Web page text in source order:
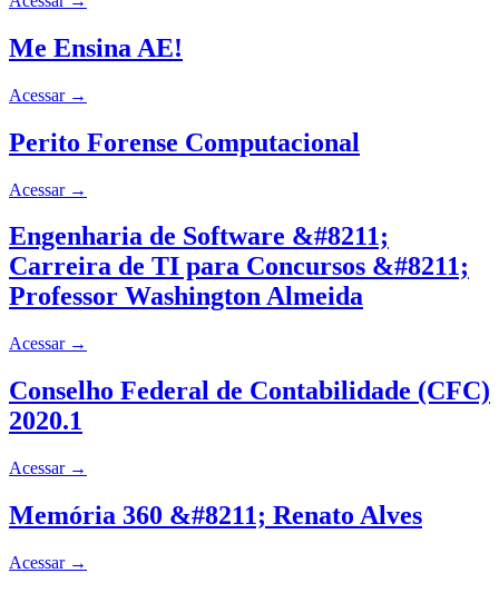
Me Ensina AE!
Acessar →
Perito Forense Computacional
Acessar →
Engenharia de Software &#8211;
Carreira de TI para Concursos &#8211;
Professor Washington Almeida
Acessar →
Conselho Federal de Contabilidade (CFC)
2020.1
Acessar →
Memória 360 &#8211; Renato Alves
Acessar →